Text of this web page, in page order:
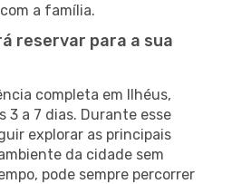
a família.
reservar para a sua
completa em Ilhéus,
3 a 7 dias. Durante esse
explorar as principais
da cidade sem
pode sempre percorrer